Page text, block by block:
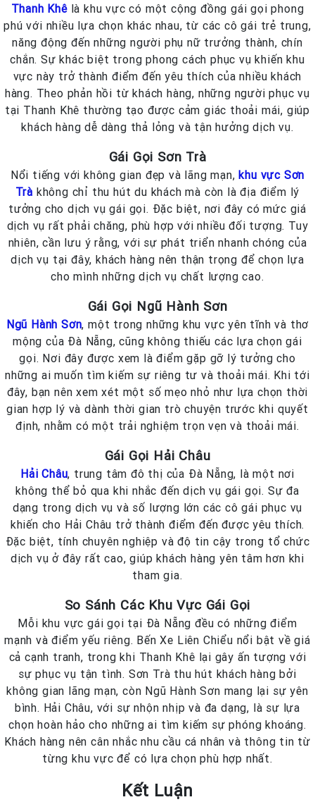
Thanh Khêlà khu vực có một cộng đồng gái gọi phong
phú với nhiều lựa chọn khác nhau, từ các cô gái trẻ trung,
năng động đến những người phụ nữ trưởng thành, chín
chắn. Sự khác biệt trong phong cách phục vụ khiến khu
vực này trở thành điểm đến yêu thích của nhiều khách
hàng. Theo phản hồi từ khách hàng, những người phục vụ
tại Thanh Khê thường tạo được cảm giác thoải mái, giúp
khách hàng dễ dàng thả lỏng và tận hưởng dịch vụ.
Gái Gọi Sơn Trà
Nổi tiếng với không gian đẹp và lãng mạn,khu vực Sơn
Trà không chỉ thu hút du khách mà còn là địa điểm lý
tưởng cho dịch vụ gái gọi. Đặc biệt, nơi đây có mức giá
dịch vụ rất phải chăng, phù hợp với nhiều đối tượng. Tuy
nhiên, cần lưu ý rằng, với sự phát triển nhanh chóng của
dịch vụ tại đây, khách hàng nên thận trọng để chọn lựa
cho mình những dịch vụ chất lượng cao.
Gái Gọi Ngũ Hành Sơn
Ngũ Hành Sơn, một trong những khu vực yên tĩnh và thơ
mộng của Đà Nẵng, cũng không thiếu các lựa chọn gái
gọi. Nơi đây được xem là điểm gặp gỡ lý tưởng cho
những ai muốn tìm kiếm sự riêng tư và thoải mái. Khi tới
đây, bạn nên xem xét một số mẹo nhỏ như lựa chọn thời
gian hợp lý và dành thời gian trò chuyện trước khi quyết
định, nhằm có một trải nghiệm trọn vẹn và thoải mái.
Gái Gọi Hải Châu
Hải Châu, trung tâm đô thị của Đà Nẵng, là một nơi
không thể bỏ qua khi nhắc đến dịch vụ gái gọi. Sự đa
dạng trong dịch vụ và số lượng lớn các cô gái phục vụ
khiến cho Hải Châu trở thành điểm đến được yêu thích.
Đặc biệt, tính chuyên nghiệp và độ tin cậy trong tổ chức
dịch vụ ở đây rất cao, giúp khách hàng yên tâm hơn khi
tham gia.
So Sánh Các Khu Vực Gái Gọi
Mỗi khu vực gái gọi tại Đà Nẵng đều có những điểm
mạnh và điểm yếu riêng. Bến Xe Liên Chiểu nổi bật về giá
cả cạnh tranh, trong khi Thanh Khê lại gây ấn tượng với
sự phục vụ tận tình. Sơn Trà thu hút khách hàng bởi
không gian lãng mạn, còn Ngũ Hành Sơn mang lại sự yên
bình. Hải Châu, với sự nhộn nhịp và đa dạng, là sự lựa
chọn hoàn hảo cho những ai tìm kiếm sự phóng khoáng.
Khách hàng nên cân nhắc nhu cầu cá nhân và thông tin từ
từng khu vực để có lựa chọn phù hợp nhất.
Kết Luận